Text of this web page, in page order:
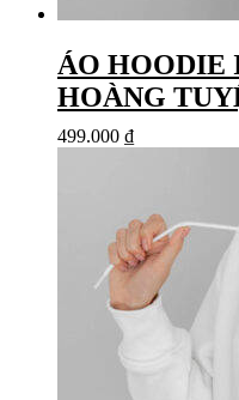
ÁO HOODIE
HOÀNG
499.000 ₫